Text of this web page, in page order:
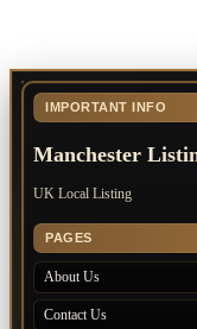
IMPORTANT INFO
Manchester
UK Local Listing
PAGES
About Us
Contact Us